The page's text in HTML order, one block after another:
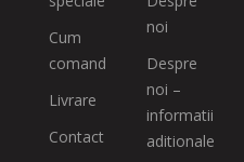
Cum
comand
Livrare
Contact
noi
Despre
noi –
informatii
aditionale